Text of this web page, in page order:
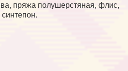
пряжа полушерстяная, флис,
синтепон.